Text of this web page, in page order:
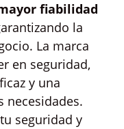
fiabilidad
la
La marca
en seguridad,
y una
necesidades.
seguridad y